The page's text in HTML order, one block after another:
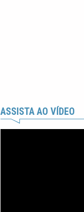
ASSISTA AO VÍDEO